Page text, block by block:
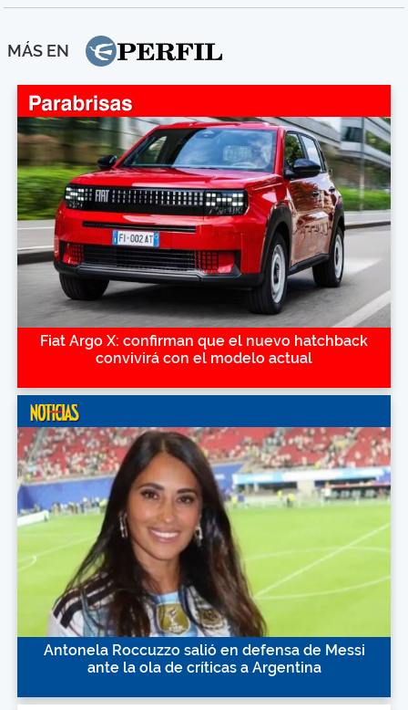
MÁS EN
Fiat Argo X: confirman que el nuevo hatchback
convivirá con el modelo actual
Antonela Roccuzzo salió en defensa de Messi
ante la ola de críticas a Argentina